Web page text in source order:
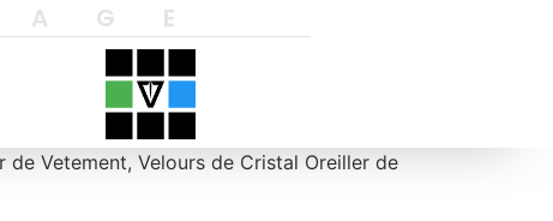
Vetement, Velours de Cristal Oreiller de